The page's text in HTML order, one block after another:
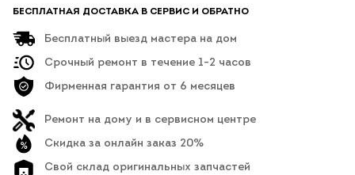
БЕСПЛАТНАЯ ДОСТАВКА В СЕРВИС И ОБРАТНО
Бесплатный выезд мастера на дом
Срочный ремонт в течение 1-2 часов
Фирменная гарантия от 6 месяцев
Ремонт на дому и в сервисном центре
Скидка за онлайн заказ 20%
Свой склад оригинальных запчастей